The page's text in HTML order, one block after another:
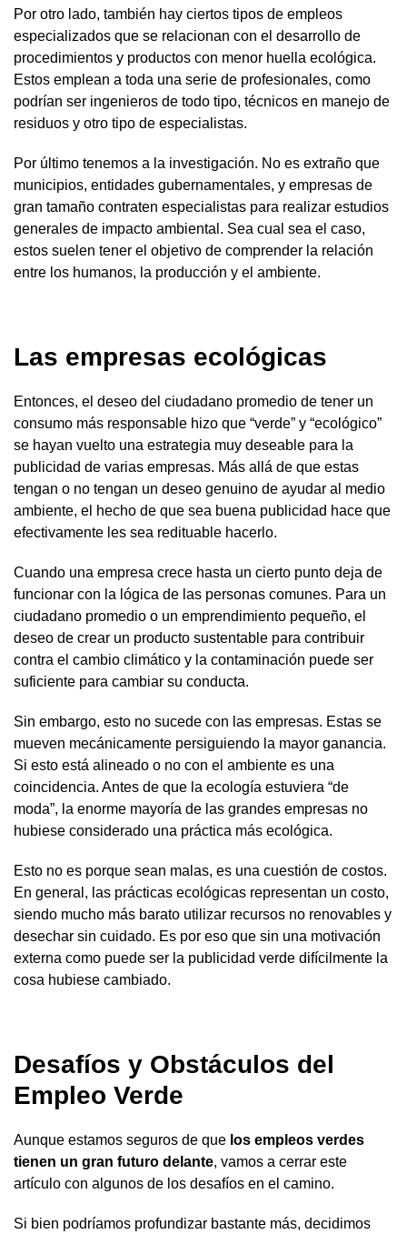
Por otro lado, también hay ciertos tipos de empleos
especializados que se relacionan con el desarrollo de
procedimientos y productos con menor huella ecológica.
Estos emplean a toda una serie de profesionales, como
podrían ser ingenieros de todo tipo, técnicos en manejo de
residuos y otro tipo de especialistas.
Por último tenemos a la investigación. No es extraño que
municipios, entidades gubernamentales, y empresas de
gran tamaño contraten especialistas para realizar estudios
generales de impacto ambiental. Sea cual sea el caso,
estos suelen tener el objetivo de comprender la relación
entre los humanos, la producción y el ambiente.
Las empresas ecológicas
Entonces, el deseo del ciudadano promedio de tener un
consumo más responsable hizo que “verde” y “ecológico”
se hayan vuelto una estrategia muy deseable para la
publicidad de varias empresas. Más allá de que estas
tengan o no tengan un deseo genuino de ayudar al medio
ambiente, el hecho de que sea buena publicidad hace que
efectivamente les sea redituable hacerlo.
Cuando una empresa crece hasta un cierto punto deja de
funcionar con la lógica de las personas comunes. Para un
ciudadano promedio o un emprendimiento pequeño, el
deseo de crear un producto sustentable para contribuir
contra el cambio climático y la contaminación puede ser
suficiente para cambiar su conducta.
Sin embargo, esto no sucede con las empresas. Estas se
mueven mecánicamente persiguiendo la mayor ganancia.
Si esto está alineado o no con el ambiente es una
coincidencia. Antes de que la ecología estuviera “de
moda”, la enorme mayoría de las grandes empresas no
hubiese considerado una práctica más ecológica.
Esto no es porque sean malas, es una cuestión de costos.
En general, las prácticas ecológicas representan un costo,
siendo mucho más barato utilizar recursos no renovables y
desechar sin cuidado. Es por eso que sin una motivación
externa como puede ser la publicidad verde difícilmente la
cosa hubiese cambiado.
Desafíos y Obstáculos del
Empleo Verde
Aunque estamos seguros de que los empleos verdes
tienen un gran futuro delante, vamos a cerrar este
artículo con algunos de los desafíos en el camino.
Si bien podríamos profundizar bastante más, decidimos